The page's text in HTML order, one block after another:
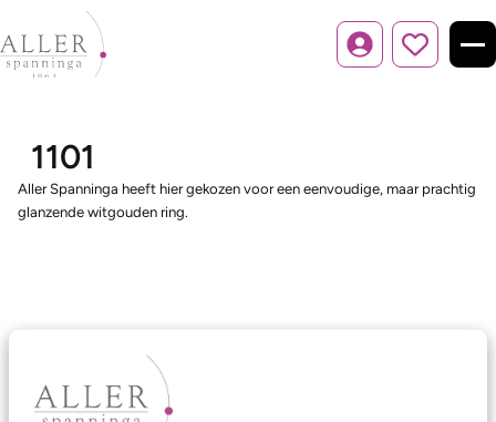
Inloggen
1101
Aller Spanninga heeft hier gekozen voor een eenvoudige, maar prachtig
glanzende witgouden ring.
Ons aanbod